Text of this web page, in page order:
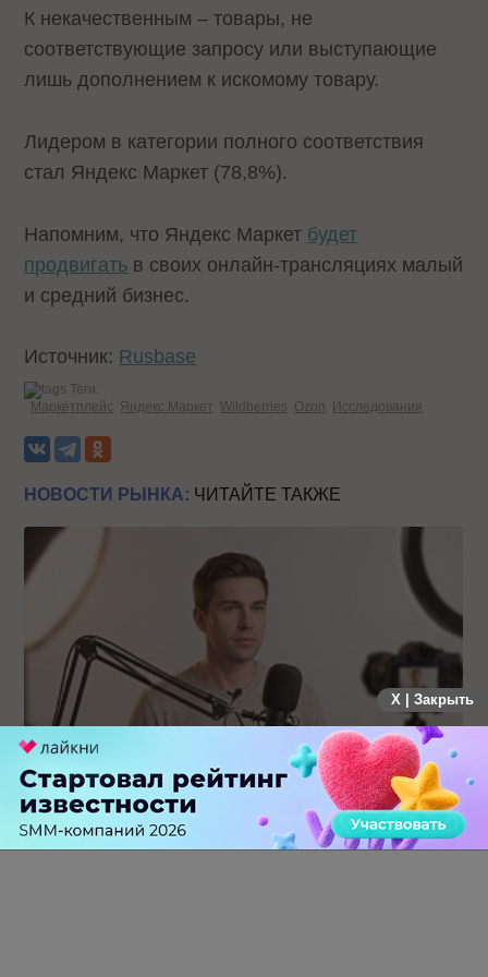
К некачественным – товары, не
соответствующие запросу или выступающие
лишь дополнением к искомому товару.
Лидером в категории полного соответствия
стал Яндекс Маркет (78,8%).
Напомним, что Яндекс Маркет будет
продвигать в своих онлайн-трансляциях малый
и средний бизнес.
Источник: Rusbase
Теги:
Маркетплейс
Яндекс.Маркет Wildberries Ozon Исследования
НОВОСТИ РЫНКА: ЧИТАЙТЕ ТАКЖЕ
Российский рынок инфлюенс-маркетинга вошел в фазу
стагнации после нескольких лет роста
X | Закрыть